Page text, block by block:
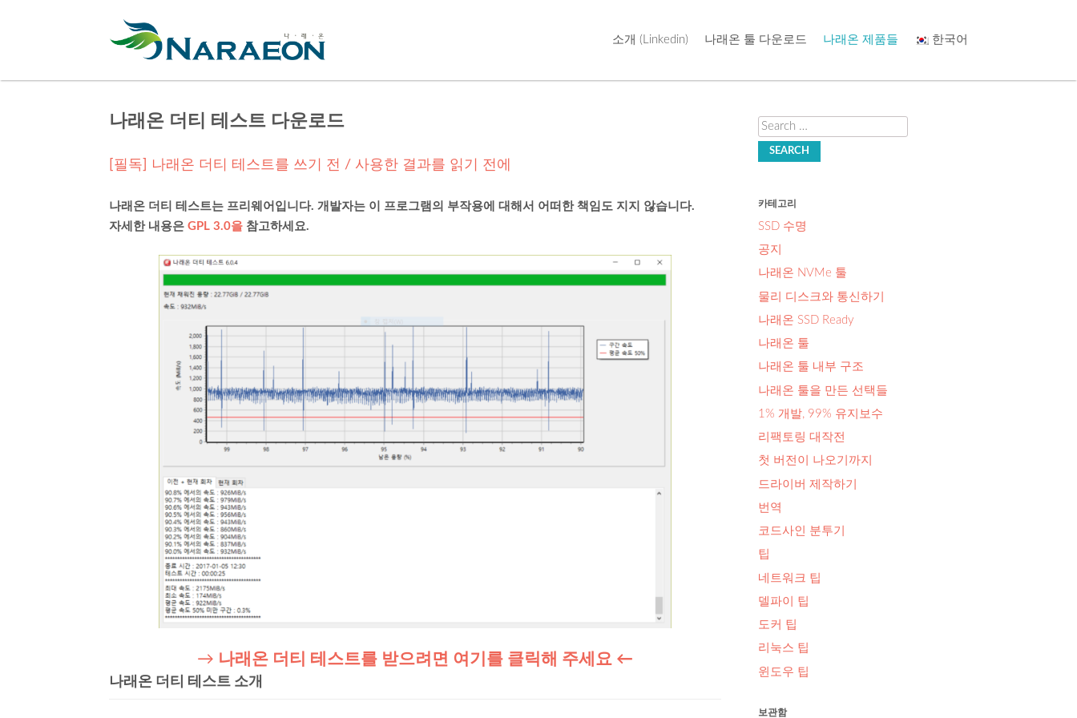
소개 (Linkedin) 나래온 툴 다운로드 나래온 제품들 한국어
나래온 더티 테스트 다운로드
[필독] 나래온 더티 테스트를 쓰기 전 / 사용한 결과를 읽기 전에
나래온 더티 테스트는 프리웨어입니다. 개발자는 이 프로그램의 부작용에 대해서 어떠한 책임도 지지 않습니다.
자세한 내용은GPL 3.0을 참고하세요.
→ 나래온 더티 테스트를 받으려면 여기를 클릭해 주세요 ←
나래온 더티 테스트 소개
Search
카테고리
SSD 수명
공지
나래온 NVMe 툴
물리 디스크와 통신하기
나래온 SSD Ready
나래온 툴
나래온 툴 내부 구조
나래온 툴을 만든 선택들
1% 개발, 99% 유지보수
리팩토링 대작전
첫 버전이 나오기까지
드라이버 제작하기
번역
코드사인 분투기
팁
네트워크 팁
델파이 팁
도커 팁
리눅스 팁
윈도우 팁
보관함